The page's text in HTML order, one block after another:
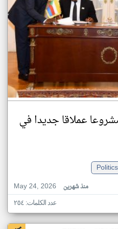
عملاقا جديدا في
Politics
May 24, 2026
منذ شهرين
عدد الكلمات: ٢٥٤